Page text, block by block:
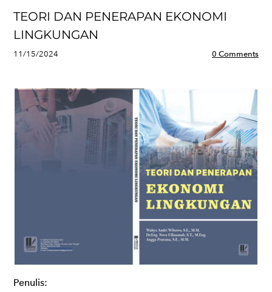
TEORI DAN PENERAPAN EKONOMI
LINGKUNGAN
11/15/2024 0 Comments
Penulis: